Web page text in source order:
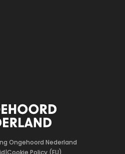
Ongehoord Nederland
|Cookie Policy (EU)